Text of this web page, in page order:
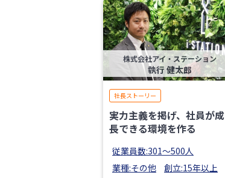
株式会社アイ・ステーション
執行 健太郎
社長ストーリー
実力主義を掲げ、社員が成
長できる環境を作る
従業員数:301〜500人
業種:その他
創立:15年以上